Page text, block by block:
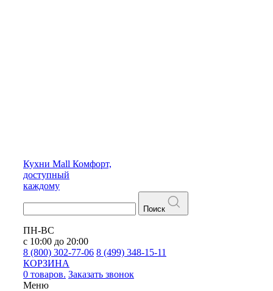
Кухни Mall Комфорт,
доступный
каждому
Поиск
ПН-ВС
с 10:00 до 20:00
8 (800) 302-77-06 8 (499) 348-15-11
КОРЗИНА
0 товаров. Заказать звонок
Меню